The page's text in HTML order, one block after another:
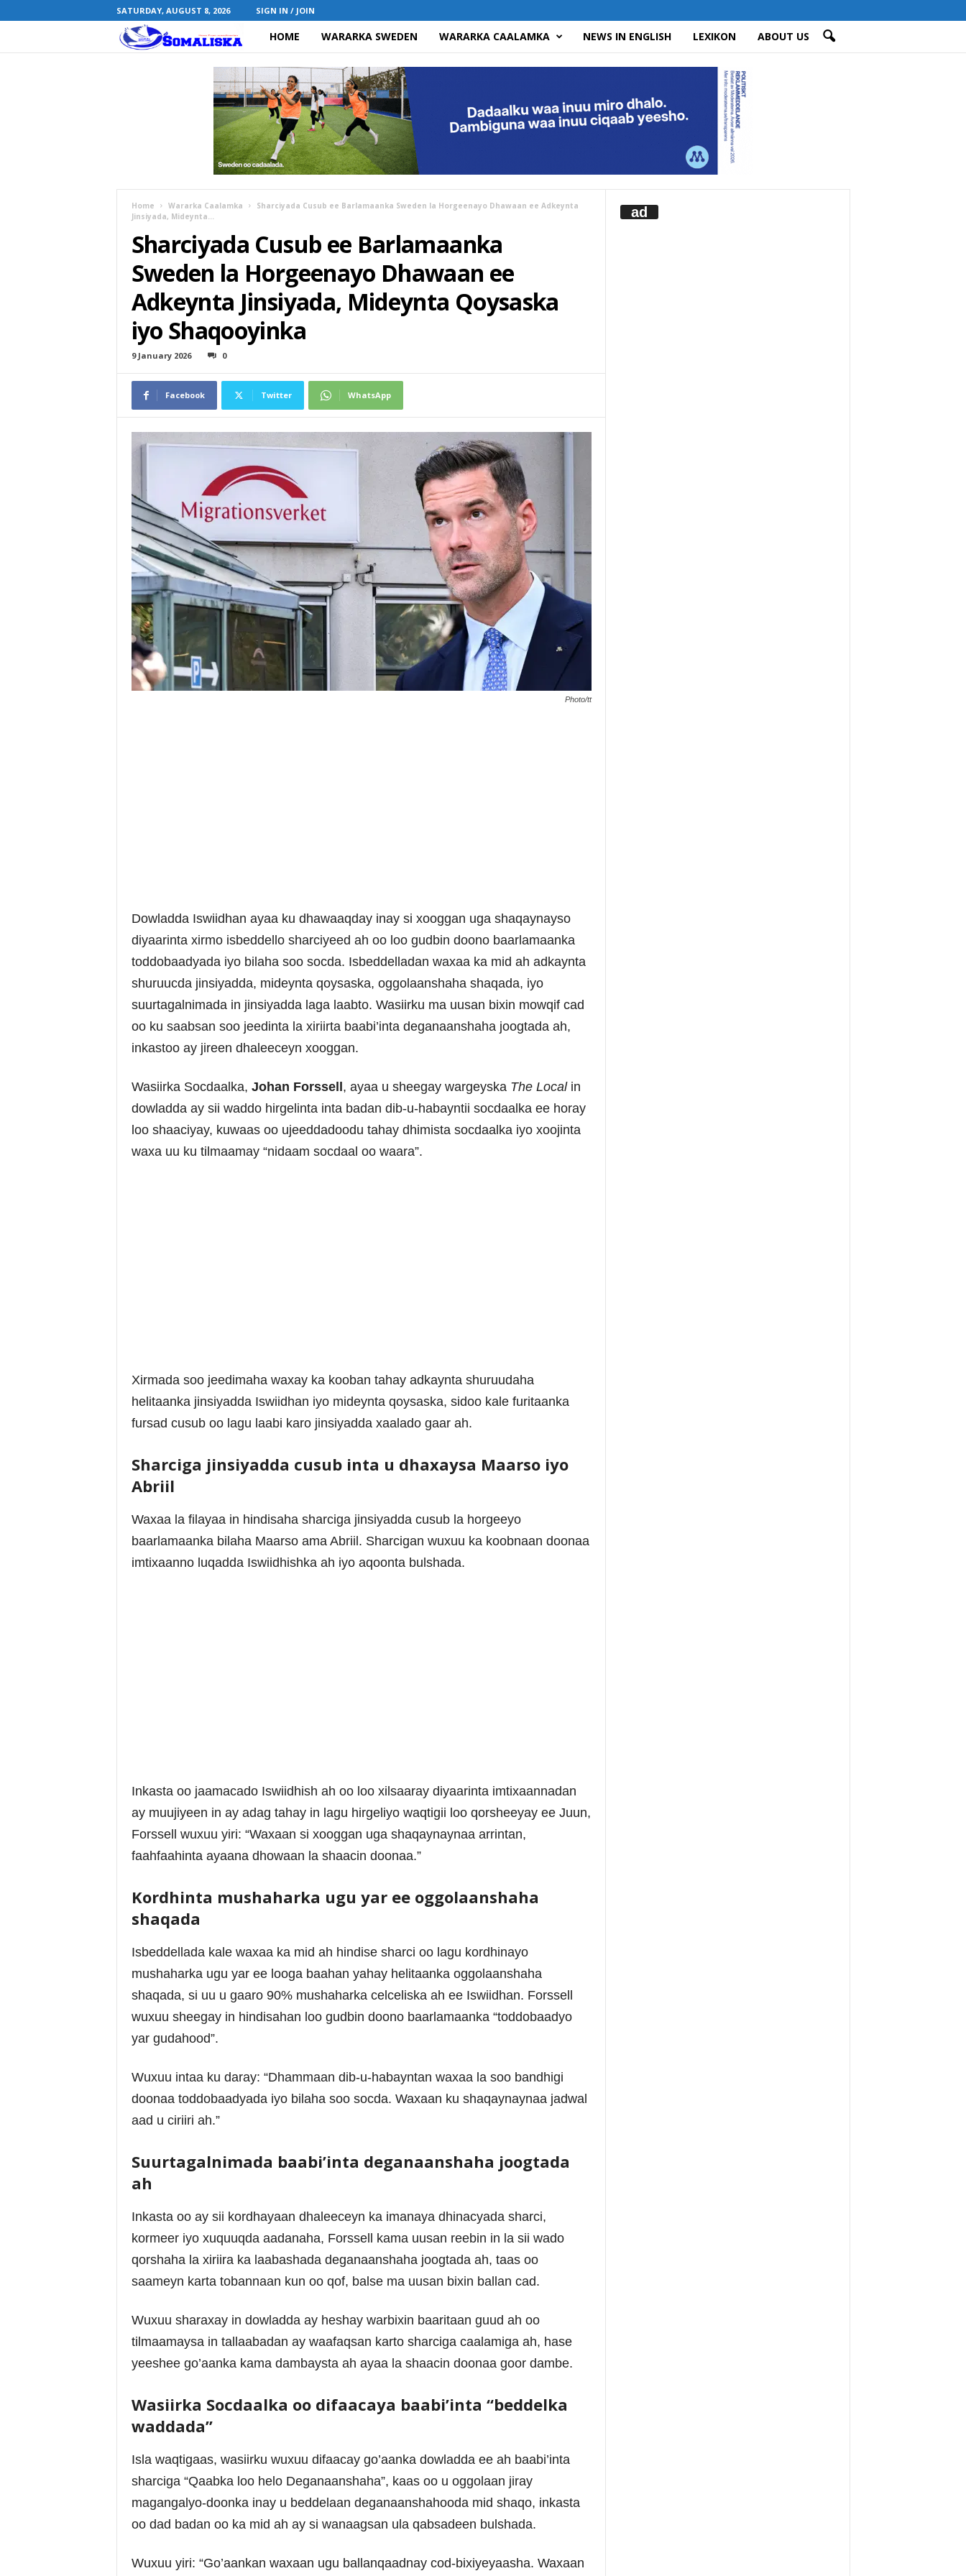
SATURDAY, AUGUST 8, 2026 SIGN IN / JOIN
o
m
a
l
HOME WARARKA SWEDEN WARARKA CAALAMKA NEWS IN ENGLISH LEXIKON ABOUT US
Home Wararka Caalamka
Sharciyada Cusub ee Barlamaanka Sweden la Horgeenayo Dhawaan ee Adkeynta
Jinsiyada, Mideynta...
Sharciyada Cusub ee Barlamaanka
Sweden la Horgeenayo Dhawaan ee
Adkeynta Jinsiyada, Mideynta Qoysaska
iyo Shaqooyinka
9 January 2026 0
Facebook Twitter WhatsApp
Photo/tt
Dowladda Iswiidhan ayaa ku dhawaaqday inay si xooggan uga shaqaynayso
diyaarinta xirmo isbeddello sharciyeed ah oo loo gudbin doono baarlamaanka
toddobaadyada iyo bilaha soo socda. Isbeddelladan waxaa ka mid ah adkaynta
shuruucda jinsiyadda, mideynta qoysaska, oggolaanshaha shaqada, iyo
suurtagalnimada in jinsiyadda laga laabto. Wasiirku ma uusan bixin mowqif cad
oo ku saabsan soo jeedinta la xiriirta baabi’inta deganaanshaha joogtada ah,
inkastoo ay jireen dhaleeceyn xooggan.
Wasiirka Socdaalka, Johan Forssell , ayaa u sheegay wargeyska The Localin
dowladda ay sii waddo hirgelinta inta badan dib-u-habayntii socdaalka ee horay
loo shaaciyay, kuwaas oo ujeeddadoodu tahay dhimista socdaalka iyo xoojinta
waxa uu ku tilmaamay “nidaam socdaal oo waara”.
Xirmada soo jeedimaha waxay ka kooban tahay adkaynta shuruudaha
helitaanka jinsiyadda Iswiidhan iyo mideynta qoysaska, sidoo kale furitaanka
fursad cusub oo lagu laabi karo jinsiyadda xaalado gaar ah.
Sharciga jinsiyadda cusub inta u dhaxaysa Maarso iyo
Abriil
Waxaa la filayaa in hindisaha sharciga jinsiyadda cusub la horgeeyo
baarlamaanka bilaha Maarso ama Abriil. Sharcigan wuxuu ka koobnaan doonaa
imtixaanno luqadda Iswiidhishka ah iyo aqoonta bulshada.
Inkasta oo jaamacado Iswiidhish ah oo loo xilsaaray diyaarinta imtixaannadan
ay muujiyeen in ay adag tahay in lagu hirgeliyo waqtigii loo qorsheeyay ee Juun,
Forssell wuxuu yiri: “Waxaan si xooggan uga shaqaynaynaa arrintan,
faahfaahinta ayaana dhowaan la shaacin doonaa.”
Kordhinta mushaharka ugu yar ee oggolaanshaha
shaqada
Isbeddellada kale waxaa ka mid ah hindise sharci oo lagu kordhinayo
mushaharka ugu yar ee looga baahan yahay helitaanka oggolaanshaha
shaqada, si uu u gaaro 90% mushaharka celceliska ah ee Iswiidhan. Forssell
wuxuu sheegay in hindisahan loo gudbin doono baarlamaanka “toddobaadyo
yar gudahood”.
Wuxuu intaa ku daray: “Dhammaan dib-u-habayntan waxaa la soo bandhigi
doonaa toddobaadyada iyo bilaha soo socda. Waxaan ku shaqaynaynaa jadwal
aad u ciriiri ah.”
Suurtagalnimada baabi’inta deganaanshaha joogtada
ah
Inkasta oo ay sii kordhayaan dhaleeceyn ka imanaya dhinacyada sharci,
kormeer iyo xuquuqda aadanaha, Forssell kama uusan reebin in la sii wado
qorshaha la xiriira ka laabashada deganaanshaha joogtada ah, taas oo
saameyn karta tobannaan kun oo qof, balse ma uusan bixin ballan cad.
Wuxuu sharaxay in dowladda ay heshay warbixin baaritaan guud ah oo
tilmaamaysa in tallaabadan ay waafaqsan karto sharciga caalamiga ah, hase
yeeshee go’aanka kama dambaysta ah ayaa la shaacin doonaa goor dambe.
Wasiirka Socdaalka oo difaacaya baabi’inta “beddelka
waddada”
Isla waqtigaas, wasiirku wuxuu difaacay go’aanka dowladda ee ah baabi’inta
sharciga “Qaabka loo helo Deganaanshaha”, kaas oo u oggolaan jiray
magangalyo-doonka inay u beddelaan deganaanshahooda mid shaqo, inkasta
oo dad badan oo ka mid ah ay si wanaagsan ula qabsadeen bulshada.
Wuxuu yiri: “Go’aankan waxaan ugu ballanqaadnay cod-bixiyeyaasha. Waxaan
ad